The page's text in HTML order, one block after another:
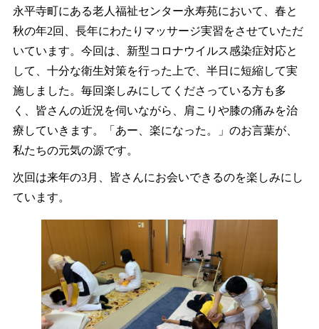
永平寺町にある老人福祉センター永寿苑において、春と
秋の年2回、長年にわたりマッサージ実習をさせていただ
いています。今回は、新型コロナウイルス感染症対応と
して、十分な衛生対策を行った上で、半日に短縮して実
施しました。毎回楽しみにしてくださっている方も多
く、皆さんの近況を伺いながら、肩こりや膝の痛みを治
療していきます。「あー、楽になった。」のお言葉が、
私たちの元気の源です。
次回は来年の3月、皆さんにお会いできるのを楽しみにし
ています。